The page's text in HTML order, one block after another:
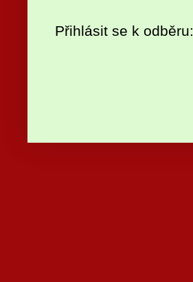
Přihlásit se k odběru: